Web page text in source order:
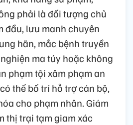
phải là đối tượng chủ
đầu, lưu manh chuyên
hãn, mắc bệnh truyền
ma túy hoặc không
phạm tội xâm phạm an
thể bố trí hỗ trợ cán bộ,
cho phạm nhân. Giám
thị trại tạm giam xác